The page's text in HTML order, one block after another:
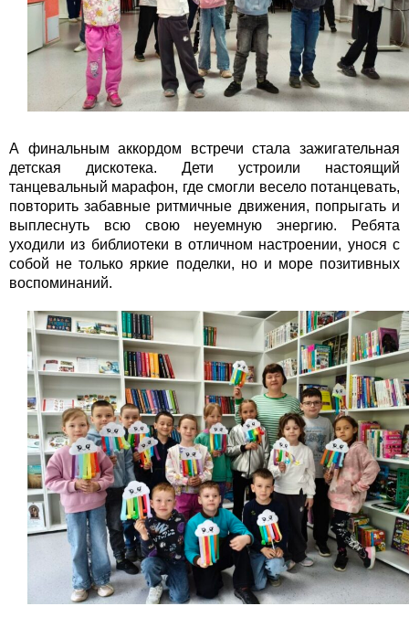
А финальным аккордом встречи стала зажигательная
детская дискотека. Дети устроили настоящий
танцевальный марафон, где смогли весело потанцевать,
повторить забавные ритмичные движения, попрыгать и
выплеснуть всю свою неуемную энергию. Ребята
уходили из библиотеки в отличном настроении, унося с
собой не только яркие поделки, но и море позитивных
воспоминаний.